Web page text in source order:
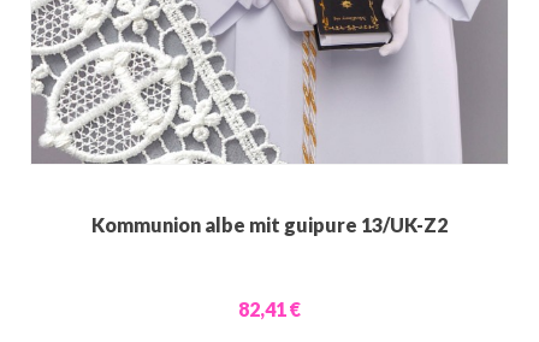
Kommunion albe mit guipure 13/UK-Z2
82,41 €